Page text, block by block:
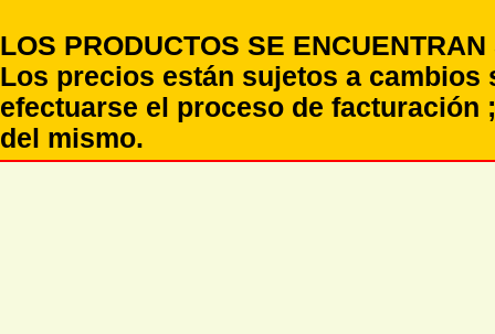
LOS PRODUCTOS SE
Los precios están sujetos a
efectuarse el proceso de
del mismo.